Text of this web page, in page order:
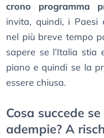
crono programma
invita, quindi, i Paesi
nel più breve tempo
sapere se l’Italia stia
piano e quindi se la
essere chiusa.
Cosa succede
adempie? A